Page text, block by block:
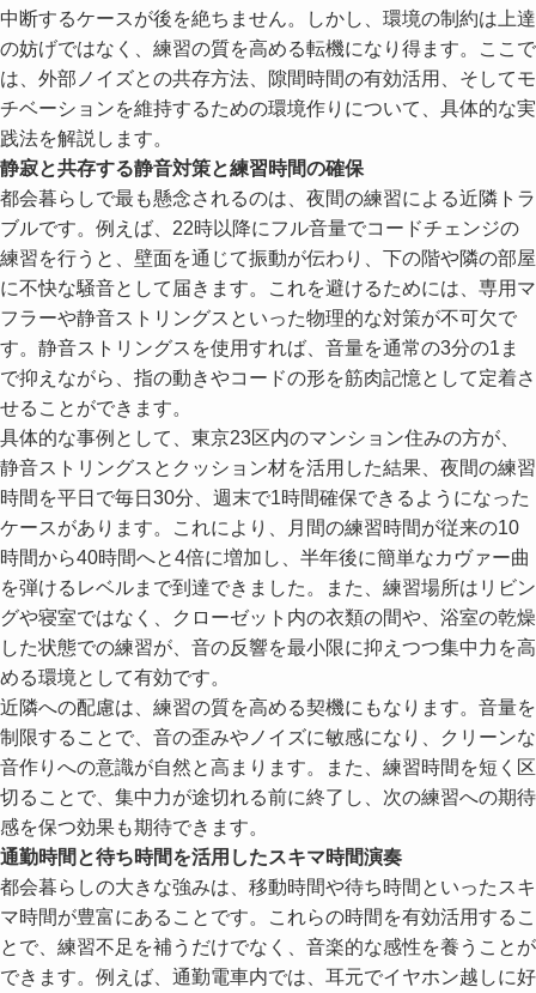
中断するケースが後を絶ちません。しかし、環境の制約は上達
の妨げではなく、練習の質を高める転機になり得ます。ここで
は、外部ノイズとの共存方法、隙間時間の有効活用、そしてモ
チベーションを維持するための環境作りについて、具体的な実
践法を解説します。
静寂と共存する静音対策と練習時間の確保
都会暮らしで最も懸念されるのは、夜間の練習による近隣トラ
ブルです。例えば、22時以降にフル音量でコードチェンジの
練習を行うと、壁面を通じて振動が伝わり、下の階や隣の部屋
に不快な騒音として届きます。これを避けるためには、専用マ
フラーや静音ストリングスといった物理的な対策が不可欠で
す。静音ストリングスを使用すれば、音量を通常の3分の1ま
で抑えながら、指の動きやコードの形を筋肉記憶として定着さ
せることができます。
具体的な事例として、東京23区内のマンション住みの方が、
静音ストリングスとクッション材を活用した結果、夜間の練習
時間を平日で毎日30分、週末で1時間確保できるようになった
ケースがあります。これにより、月間の練習時間が従来の10
時間から40時間へと4倍に増加し、半年後に簡単なカヴァー曲
を弾けるレベルまで到達できました。また、練習場所はリビン
グや寝室ではなく、クローゼット内の衣類の間や、浴室の乾燥
した状態での練習が、音の反響を最小限に抑えつつ集中力を高
める環境として有効です。
近隣への配慮は、練習の質を高める契機にもなります。音量を
制限することで、音の歪みやノイズに敏感になり、クリーンな
音作りへの意識が自然と高まります。また、練習時間を短く区
切ることで、集中力が途切れる前に終了し、次の練習への期待
感を保つ効果も期待できます。
通勤時間と待ち時間を活用したスキマ時間演奏
都会暮らしの大きな強みは、移動時間や待ち時間といったスキ
マ時間が豊富にあることです。これらの時間を有効活用するこ
とで、練習不足を補うだけでなく、音楽的な感性を養うことが
できます。例えば、通勤電車内では、耳元でイヤホン越しに好